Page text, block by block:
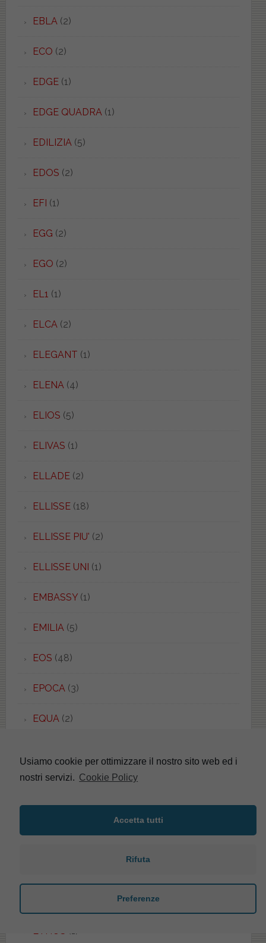
EBLA(2)
ECO (2)
EDGE(1)
EDGE QUADRA(1)
EDILIZIA(5)
EDOS (2)
EFI (1)
EGG (2)
EGO (2)
EL1 (1)
ELCA(2)
ELEGANT (1)
ELENA(4)
ELIOS (5)
ELIVAS (1)
ELLADE(2)
ELLISSE(18)
ELLISSE PIU' (2)
ELLISSE UNI (1)
EMBASSY(1)
EMILIA(5)
EOS (48)
EPOCA(3)
EQUA(2)
ERICE(5)
ETHOS (1)
Usiamo cookie per ottimizzare il nostro sito web ed i
nostri servizi. Cookie Policy
Accetta tutti
Rifuta
Preferenze